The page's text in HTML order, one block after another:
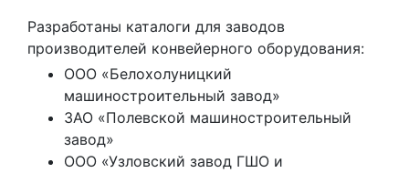
Разработаны каталоги для заводов
производителей конвейерного оборудования:
ООО «Белохолуницкий
машиностроительный завод»
ЗАО «Полевской машиностроительный
завод»
ООО «Узловский завод ГШО и